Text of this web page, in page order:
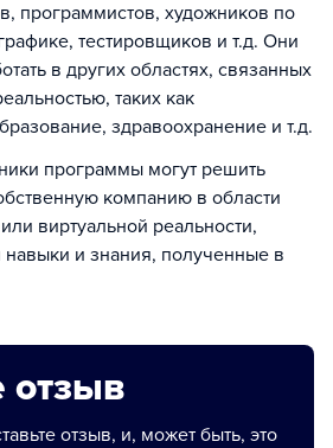
программистов, художников по
тестировщиков и т.д. Они
в других областях, связанных
таких как
здравоохранение и т.д.
программы могут решить
компанию в области
виртуальной реальности,
навыки и знания, полученные в
отзыв
отзыв, и, может быть, это